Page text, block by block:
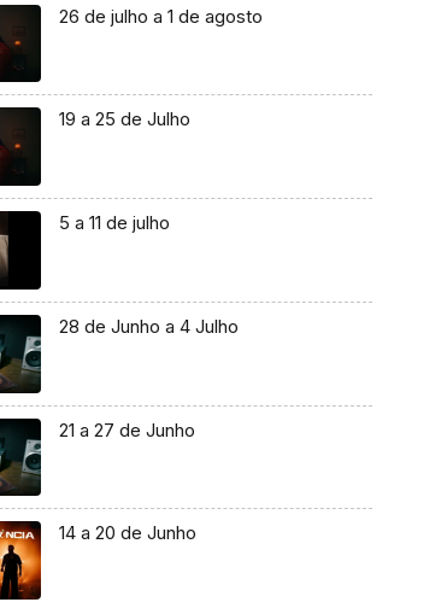
26 de julho a 1 de agosto
19 a 25 de Julho
5 a 11 de julho
28 de Junho a 4 Julho
21 a 27 de Junho
14 a 20 de Junho